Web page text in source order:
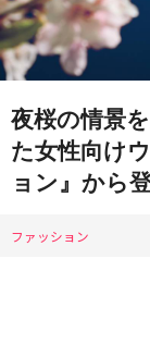
夜桜の情景
た女性向け
ョン』から
ファッション